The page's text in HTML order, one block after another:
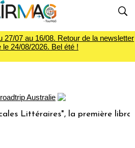
27/07 au 16/08. Retour de la newsletter
le 24/08/2026. Bel été !
la première librairie